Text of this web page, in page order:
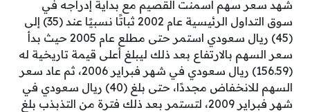
شهد سعر سهم أسمنت القصيم مع بداية إدراجه في
سوق التداول الرئيسية عام 2002 ثباتًا نسبيًا عند (35) إلى
(45) ريال سعودي استمر حتى مطلع عام 2005 حيث بدأ
سعر السهم بالارتفاع بعد ذلك ليبلغ أعلى قيمة تاريخية له
(156.59) ريال سعودي في شهر فبراير 2006، ثم عاد سعر
السهم للانخفاض مجددًا، حتى بلغ (40) ريال سعودي في
شهر فبراير 2009، لتستمر بعد ذلك فترة من التذبذب بلغ